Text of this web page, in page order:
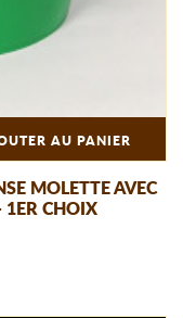
AU PANIER
MOLETTE AVEC
1ER CHOIX